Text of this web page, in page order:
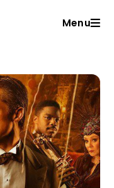
Menu